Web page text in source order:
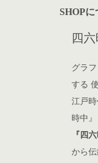
SHOPに
四
グラ
する
江戸
時中
『四
から